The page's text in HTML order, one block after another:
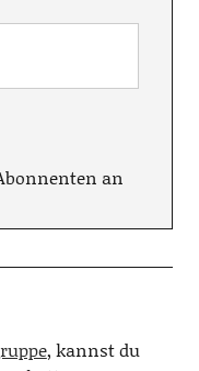
an
, kannst du